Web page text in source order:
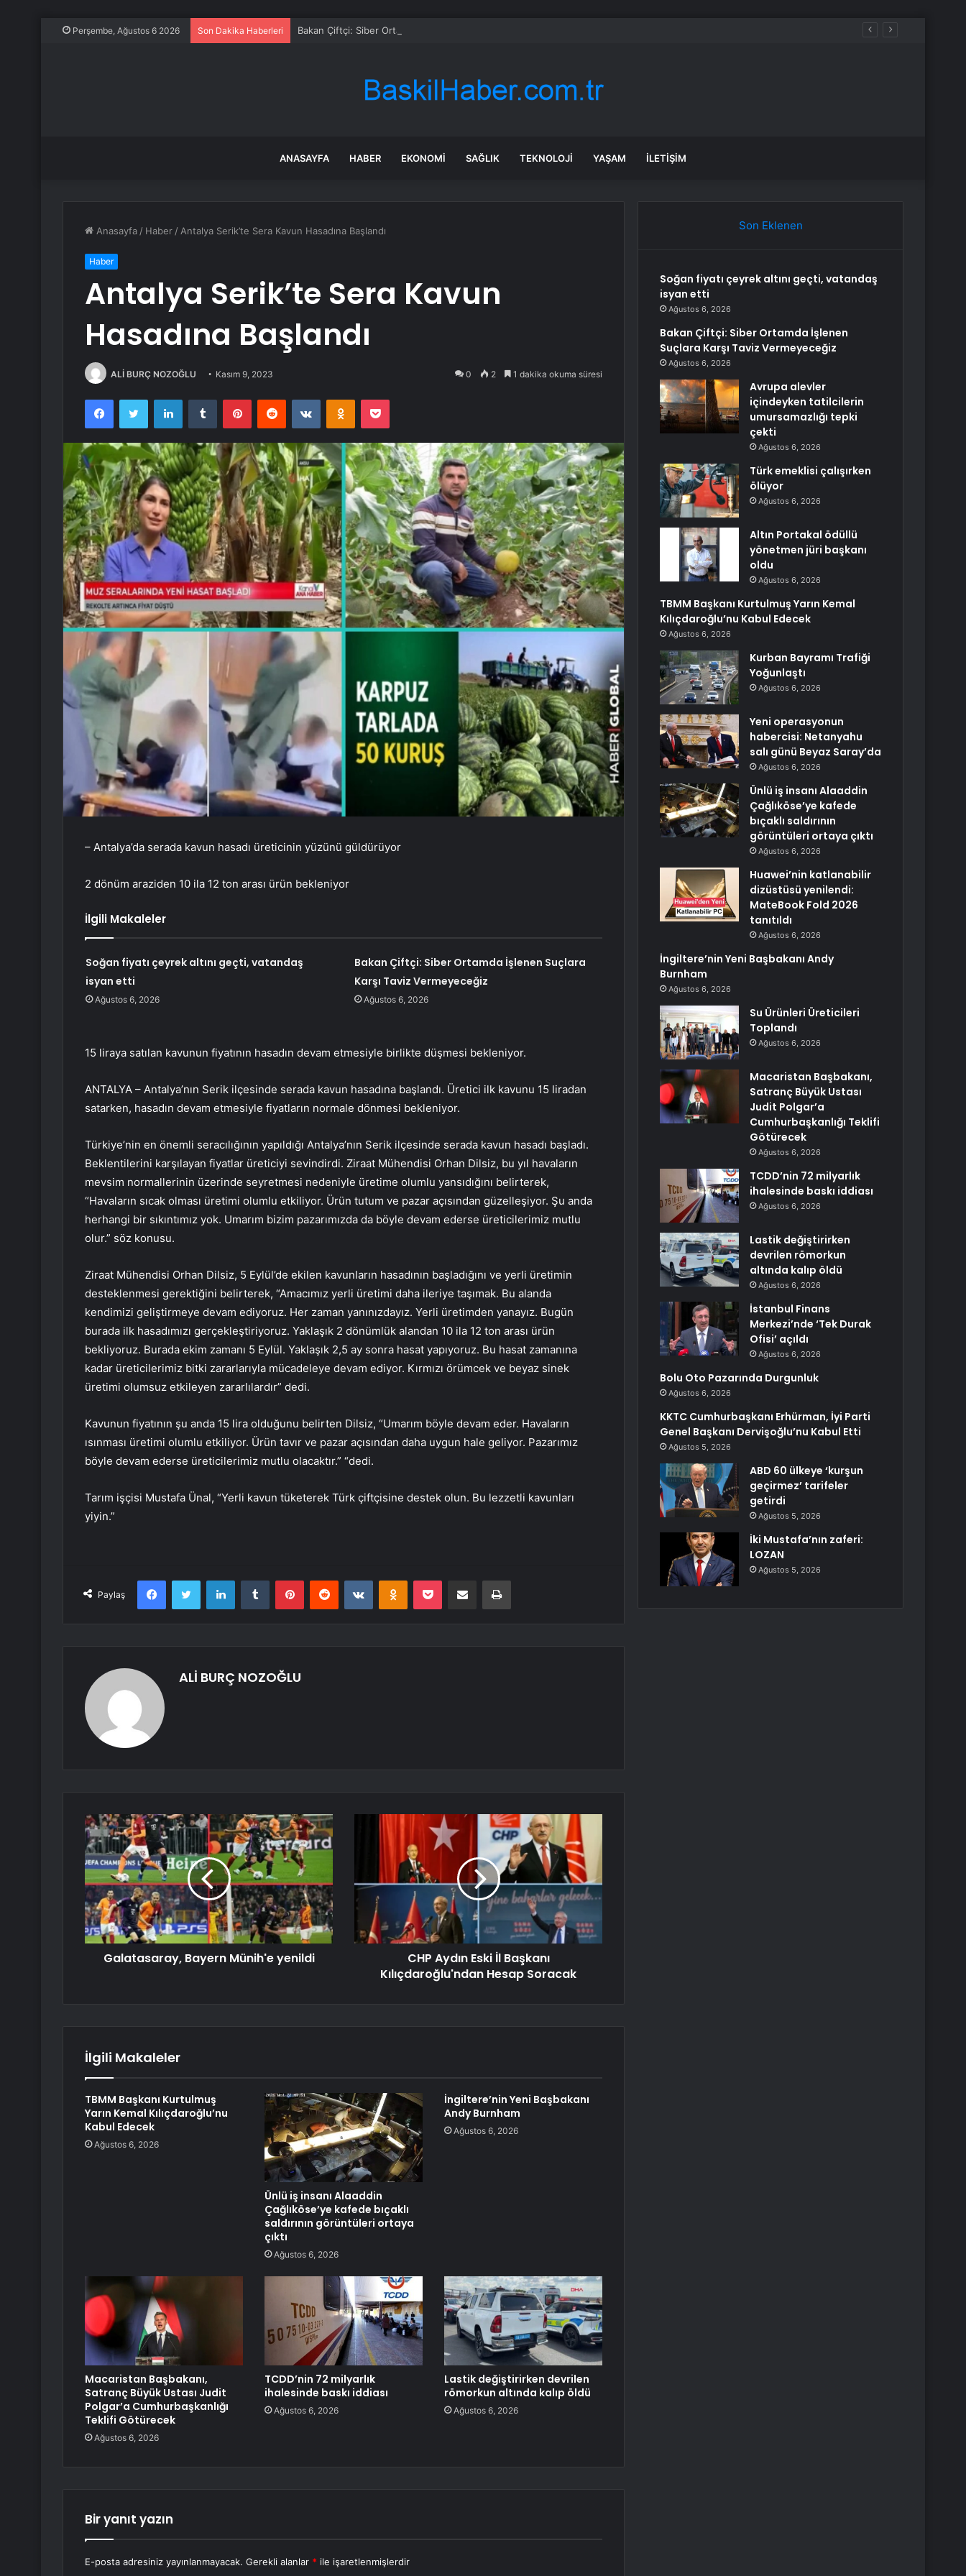
Perşembe, Ağustos 6 2026 Son Dakika Haberleri Bakan Çiftçi: Siber Ortamda İşlenen Suçlara Karşı Taviz Vermeyeceğiz
ANASAYFA HABER EKONOMI SAĞLIK TEKNOLOJI YAŞAM İLETIŞIM
Anasayfa / Haber / Antalya Serik’te Sera Kavun Hasadına Başlandı
Haber
Antalya Serik’te Sera Kavun
Hasadına Başlandı
ALİ BURÇ NOZOĞLU Kasım 9, 2023 0 2 1 dakika okuma süresi
FacebookTwitter LinkedInTumblr PinterestReddit VKontakteOdnoklassniki
Pocket
– Antalya’da serada kavun hasadı üreticinin yüzünü güldürüyor
2 dönüm araziden 10 ila 12 ton arası ürün bekleniyor
İlgili Makaleler
Soğan fiyatı çeyrek altını geçti, vatandaş
isyan etti
Ağustos 6, 2026
Bakan Çiftçi: Siber Ortamda İşlenen Suçlara
Karşı Taviz Vermeyeceğiz
Ağustos 6, 2026
15 liraya satılan kavunun fiyatının hasadın devam etmesiyle birlikte düşmesi bekleniyor.
ANTALYA – Antalya’nın Serik ilçesinde serada kavun hasadına başlandı. Üretici ilk kavunu 15 liradan
satarken, hasadın devam etmesiyle fiyatların normale dönmesi bekleniyor.
Türkiye’nin en önemli seracılığının yapıldığı Antalya’nın Serik ilçesinde serada kavun hasadı başladı.
Beklentilerini karşılayan fiyatlar üreticiyi sevindirdi. Ziraat Mühendisi Orhan Dilsiz, bu yıl havaların
mevsim normallerinin üzerinde seyretmesi nedeniyle üretime olumlu yansıdığını belirterek,
“Havaların sıcak olması üretimi olumlu etkiliyor. Ürün tutum ve pazar açısından güzelleşiyor. Şu anda
herhangi bir sıkıntımız yok. Umarım bizim pazarımızda da böyle devam ederse üreticilerimiz mutlu
olur.” söz konusu.
Ziraat Mühendisi Orhan Dilsiz, 5 Eylül’de ekilen kavunların hasadının başladığını ve yerli üretimin
desteklenmesi gerektiğini belirterek, “Amacımız yerli üretimi daha ileriye taşımak. Bu alanda
kendimizi geliştirmeye devam ediyoruz. Her zaman yanınızdayız. Yerli üretimden yanayız. Bugün
burada ilk hasadımızı gerçekleştiriyoruz. Yaklaşık 2 dönümlük alandan 10 ila 12 ton arası ürün
bekliyoruz. Burada ekim zamanı 5 Eylül. Yaklaşık 2,5 ay sonra hasat yapıyoruz. Bu hasat zamanına
kadar üreticilerimiz bitki zararlarıyla mücadeleye devam ediyor. Kırmızı örümcek ve beyaz sinek
üretimi olumsuz etkileyen zararlılardır” dedi.
Kavunun fiyatının şu anda 15 lira olduğunu belirten Dilsiz, “Umarım böyle devam eder. Havaların
ısınması üretimi olumlu etkiliyor. Ürün tavır ve pazar açısından daha uygun hale geliyor. Pazarımız
böyle devam ederse üreticilerimiz mutlu olacaktır.” “dedi.
Tarım işçisi Mustafa Ünal, “Yerli kavun tüketerek Türk çiftçisine destek olun. Bu lezzetli kavunları
yiyin.”
Paylaş
FacebookTwitter LinkedInTumblr PinterestReddit VKontakteOdnoklassniki
Pocket E-Posta ile paylaş Yazdır
ALİ BURÇ NOZOĞLU
Galatasaray, Bayern Münih'e yenildi
CHP Aydın Eski İl Başkanı
Kılıçdaroğlu'ndan Hesap Soracak
İlgili Makaleler
TBMM Başkanı Kurtulmuş
Yarın Kemal Kılıçdaroğlu’nu
Kabul Edecek
Ağustos 6, 2026
Ünlü iş insanı Alaaddin
Çağlıköse’ye kafede bıçaklı
saldırının görüntüleri ortaya
çıktı
Ağustos 6, 2026
İngiltere’nin Yeni Başbakanı
Andy Burnham
Ağustos 6, 2026
Macaristan Başbakanı,
Satranç Büyük Ustası Judit
Polgar’a Cumhurbaşkanlığı
Teklifi Götürecek
Ağustos 6, 2026
TCDD’nin 72 milyarlık
ihalesinde baskı iddiası
Ağustos 6, 2026
Lastik değiştirirken devrilen
römorkun altında kalıp öldü
Ağustos 6, 2026
Bir yanıt yazın
E-posta adresiniz yayınlanmayacak. Gerekli alanlar * ile işaretlenmişlerdir
Son Eklenen
Soğan fiyatı çeyrek altını geçti, vatandaş
isyan etti
Ağustos 6, 2026
Bakan Çiftçi: Siber Ortamda İşlenen
Suçlara Karşı Taviz Vermeyeceğiz
Ağustos 6, 2026
Avrupa alevler
içindeyken tatilcilerin
umursamazlığı tepki
çekti
Ağustos 6, 2026
Türk emeklisi çalışırken
ölüyor
Ağustos 6, 2026
Altın Portakal ödüllü
yönetmen jüri başkanı
oldu
Ağustos 6, 2026
TBMM Başkanı Kurtulmuş Yarın Kemal
Kılıçdaroğlu’nu Kabul Edecek
Ağustos 6, 2026
Kurban Bayramı Trafiği
Yoğunlaştı
Ağustos 6, 2026
Yeni operasyonun
habercisi: Netanyahu
salı günü Beyaz Saray’da
Ağustos 6, 2026
Ünlü iş insanı Alaaddin
Çağlıköse’ye kafede
bıçaklı saldırının
görüntüleri ortaya çıktı
Ağustos 6, 2026
Huawei’nin katlanabilir
dizüstüsü yenilendi:
MateBook Fold 2026
tanıtıldı
Ağustos 6, 2026
İngiltere’nin Yeni Başbakanı Andy
Burnham
Ağustos 6, 2026
Su Ürünleri Üreticileri
Toplandı
Ağustos 6, 2026
Macaristan Başbakanı,
Satranç Büyük Ustası
Judit Polgar’a
Cumhurbaşkanlığı Teklifi
Götürecek
Ağustos 6, 2026
TCDD’nin 72 milyarlık
ihalesinde baskı iddiası
Ağustos 6, 2026
Lastik değiştirirken
devrilen römorkun
altında kalıp öldü
Ağustos 6, 2026
İstanbul Finans
Merkezi’nde ‘Tek Durak
Ofisi’ açıldı
Ağustos 6, 2026
Bolu Oto Pazarında Durgunluk
Ağustos 6, 2026
KKTC Cumhurbaşkanı Erhürman, İyi Parti
Genel Başkanı Dervişoğlu’nu Kabul Etti
Ağustos 5, 2026
ABD 60 ülkeye ‘kurşun
geçirmez’ tarifeler
getirdi
Ağustos 5, 2026
İki Mustafa’nın zaferi:
LOZAN
Ağustos 5, 2026